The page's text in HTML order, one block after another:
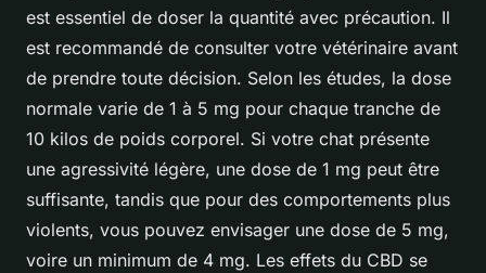
est essentiel de doser la quantité avec précaution. Il
est recommandé de consulter votre vétérinaire avant
de prendre toute décision. Selon les études, la dose
normale varie de 1 à 5 mg pour chaque tranche de
10 kilos de poids corporel. Si votre chat présente
une agressivité légère, une dose de 1 mg peut être
suffisante, tandis que pour des comportements plus
violents, vous pouvez envisager une dose de 5 mg,
voire un minimum de 4 mg. Les effets du CBD se